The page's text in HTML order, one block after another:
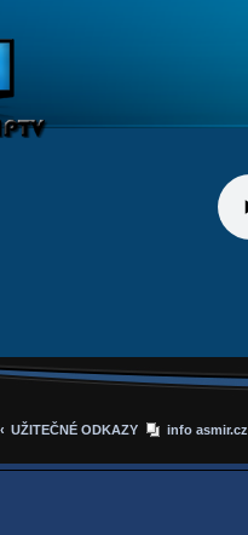
UŽITEČNÉ ODKAZY info asmir.cz